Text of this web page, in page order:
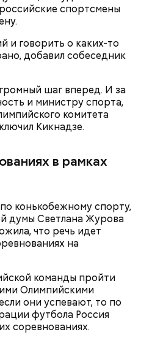
спортсмены
и говорить о каких-то
добавил собеседник
шаг вперед. И за
и министру спорта,
комитета
Кикнадзе.
в рамках
конькобежному спорту,
думы Светлана Журова
что речь идет
на
команды пройти
Олимпийскими
они успевают, то по
футбола Россия
соревнованиях.
на 14–15 июля. Матч за
июля в Майами, а
июля в Нью-Йорке.
по футболу Мостафа
уступила Аргентине.
и закончиласьпобедой
3:2. До 79-й минуты
2:0. На 58-й минуте
отменил гол